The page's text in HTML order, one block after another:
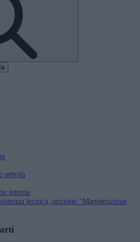
attività
interne
tecnica, opzione “Manutenzione